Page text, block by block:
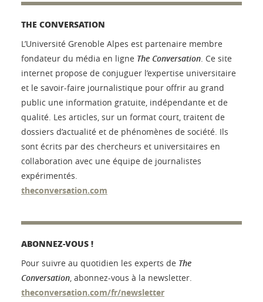
THE CONVERSATION
L’Université Grenoble Alpes est partenaire membre
fondateur du média en ligne The Conversation . Ce site
internet propose de conjuguer l’expertise universitaire
et le savoir-faire journalistique pour offrir au grand
public une information gratuite, indépendante et de
qualité. Les articles, sur un format court, traitent de
dossiers d’actualité et de phénomènes de société. Ils
sont écrits par des chercheurs et universitaires en
collaboration avec une équipe de journalistes
expérimentés.
theconversation.com
ABONNEZ-VOUS !
Pour suivre au quotidien les experts de The
Conversation , abonnez-vous à la newsletter.
theconversation.com/fr/newsletter